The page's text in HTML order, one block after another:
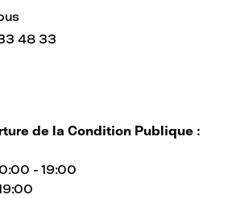
48 33
de la Condition Publique :
- 19:00